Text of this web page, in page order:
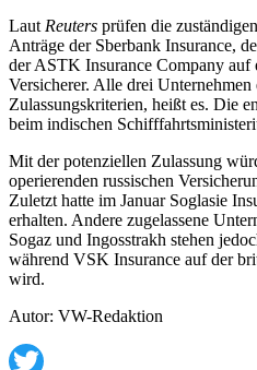
LautReuters prüfen die
Anträge der Sberbank Insurance,
der ASTK Insurance Company auf
Versicherer. Alle drei
Zulassungskriterien, heißt es. Die
beim indischen
Mit der potenziellen Zulassung
operierenden russischen
Zuletzt hatte im Januar Soglasie
erhalten. Andere zugelassene
Sogaz und Ingosstrakh stehen
während VSK Insurance auf der
wird.
Autor: VW-Redaktion